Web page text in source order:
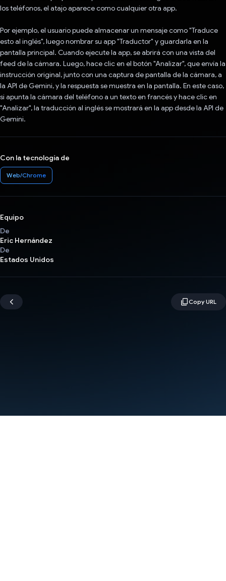
los teléfonos, el atajo aparece como cualquier otra app.
Por ejemplo, el usuario puede almacenar un mensaje como "Traduce
esto al inglés", luego nombrar su app "Traductor" y guardarla en la
pantalla principal. Cuando ejecute la app, se abrirá con una vista del
feed de la cámara. Luego, hace clic en el botón "Analizar", que envía la
instrucción original, junto con una captura de pantalla de la cámara, a
la API de Gemini, y la respuesta se muestra en la pantalla. En este caso,
si apunta la cámara del teléfono a un texto en francés y hace clic en
"Analizar", la traducción al inglés se mostrará en la app desde la API de
Gemini.
Con la tecnología de
Web/Chrome
Equipo
De
Eric Hernández
De
Estados Unidos